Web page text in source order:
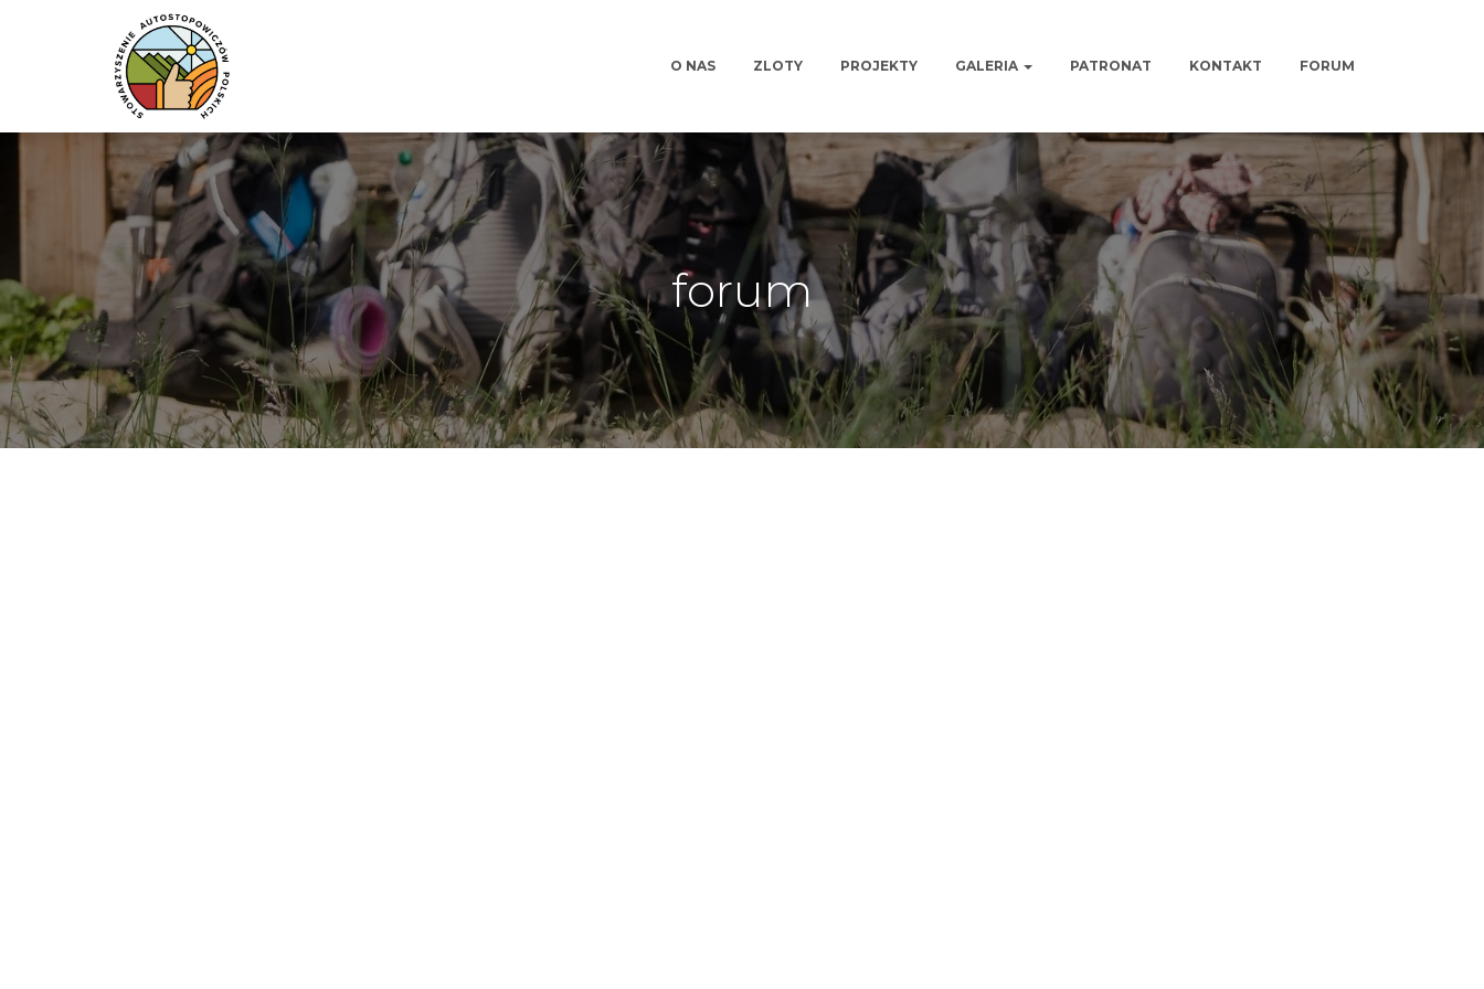
O NAS ZLOTY PROJEKTY GALERIA PATRONAT KONTAKT FORUM
forum